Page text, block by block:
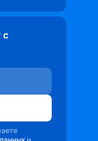
с